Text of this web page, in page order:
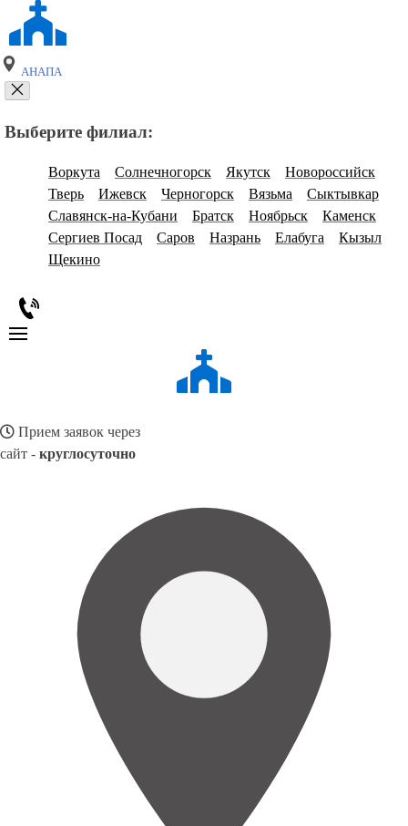
АНАПА
Выберите филиал:
Воркута Солнечногорск Якутск
Новороссийск
Тверь
Ижевск Черногорск Вязьма
Сыктывкар
Славянск-на-Кубани
Братск Ноябрьск
Каменск
Сергиев Посад
Саров Назрань Елабуга
Кызыл
Щекино
Прием заявок через
сайт - круглосуточно